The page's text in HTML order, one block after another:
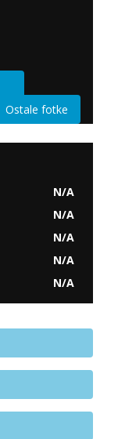
Ostale fotke
N/A
N/A
N/A
N/A
N/A